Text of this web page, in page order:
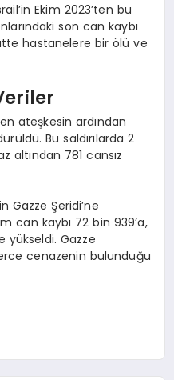
Ekim 2023’ten bu
son can kaybı
hastanelere bir ölü ve
ateşkesin ardından
Bu saldırılarda 2
altından 781 cansız
Gazze Şeridi’ne
can kaybı 72 bin 939’a,
yükseldi. Gazze
cenazenin bulunduğu